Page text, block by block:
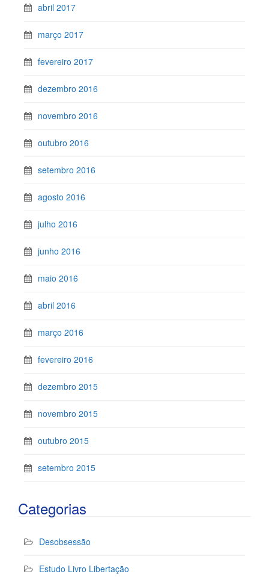
abril 2017
março 2017
fevereiro 2017
dezembro 2016
novembro 2016
outubro 2016
setembro 2016
agosto 2016
julho 2016
junho 2016
maio 2016
abril 2016
março 2016
fevereiro 2016
dezembro 2015
novembro 2015
outubro 2015
setembro 2015
Categorias
Desobsessão
Estudo Livro Libertação